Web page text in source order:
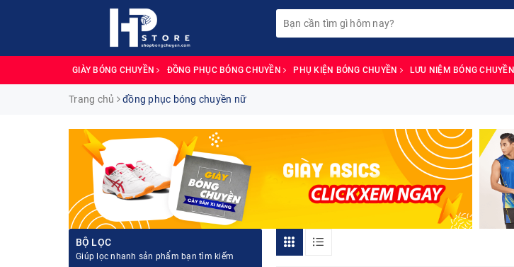
GIÀY BÓNG CHUYỀN ĐỒNG PHỤC BÓNG CHUYỀN PHỤ KIỆN BÓNG CHUYỀN LƯU NIỆM BÓNG CHUYỀN
Trang chủ đồng phục bóng chuyền nữ
BỘ LỌC
Giúp lọc nhanh sản phẩm bạn tìm kiếm